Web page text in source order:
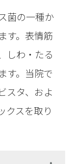
菌の一種か
す。表情筋
しわ・たる
す。当院で
スタ、およ
クスを取り